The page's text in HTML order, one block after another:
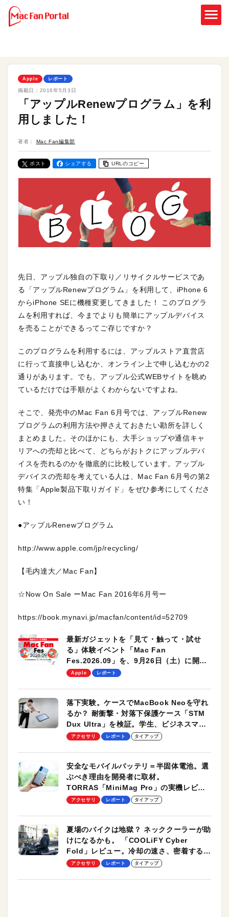
Apple レポート
掲載日： 2016年5月3日
「アップルRenewプログラム」を利
用しました！
著者： Mac Fan編集部
ポスト シェアする URLのコピー
先日、アップル独自の下取り／リサイクルサービスであ
る「アップルRenewプログラム」を利用して、iPhone 6
からiPhone SEに機種変更してきました！ このプログラ
ムを利用すれば、今までよりも簡単にアップルデバイス
を売ることができるってご存じですか？
このプログラムを利用するには、アップルストア直営店
に行って直接申し込むか、オンライン上で申し込むかの2
通りがあります。でも、アップル公式WEBサイトを眺め
ているだけでは手順がよくわからないですよね。
そこで、発売中のMac Fan 6月号では、アップルRenew
プログラムの利用方法や押さえておきたい勘所を詳しく
まとめました。そのほかにも、大手ショップや通信キャ
リアへの売却と比べて、どちらがおトクにアップルデバ
イスを売れるのかを徹底的に比較しています。アップル
デバイスの売却を考えている人は、Mac Fan 6月号の第2
特集「Apple製品下取りガイド」をぜひ参考にしてくださ
い！
●アップルRenewプログラム
http://www.apple.com/jp/recycling/
【毛内達大／Mac Fan】
☆Now On Sale ーMac Fan 2016年6月号ー
https://book.mynavi.jp/macfan/content/id=52709
最新ガジェットを「見て・触って・試せ
る」体験イベント「Mac Fan
Fes.2026.09」を、9月26日（土）に開催
します！
Apple レポート
落下実験。ケースでMacBook Neoを守れ
るか？ 耐衝撃・対落下保護ケース「STM
Dux Ultra」を検証。学生、ビジネスマン
のモバイルユースに最適！
アクセサリ レポート タイアップ
安全なモバイルバッテリ＝半固体電池。選
ぶべき理由を開発者に取材。
TORRAS「MiniMag Pro」の実機レビュ
ーも
アクセサリ レポート タイアップ
夏場のバイクは地獄？ ネッククーラーが助
けになるかも。 「COOLiFY Cyber
Fold」レビュー。冷却の速さ、密着する冷
却プレート、シンプルな操作性がグッド！
アクセサリ レポート タイアップ